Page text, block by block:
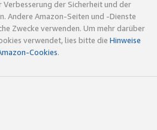
Verbesserung der Sicherheit und der
Andere Amazon-Seiten und -Dienste
Zwecke verwenden. Um mehr darüber
verwendet, lies bitte die Hinweise
Cookies.